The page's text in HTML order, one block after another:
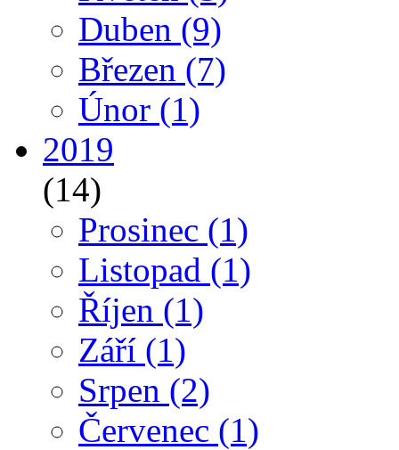
Duben (9)
Březen (7)
Únor (1)
2019
(14)
Prosinec (1)
Listopad (1)
Říjen (1)
Září (1)
Srpen (2)
Červenec (1)